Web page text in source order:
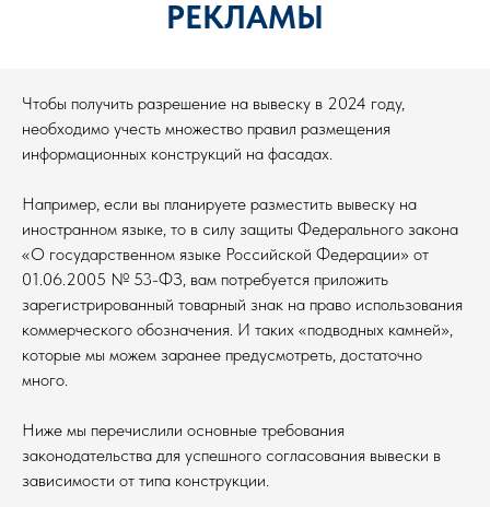
РЕКЛАМЫ
Чтобы получить разрешение на вывеску в 2024 году,
необходимо учесть множество правил размещения
информационных конструкций на фасадах.
Например, если вы планируете разместить вывеску на
иностранном языке, то в силу защиты Федерального закона
«О государственном языке Российской Федерации» от
01.06.2005 № 53-ФЗ, вам потребуется приложить
зарегистрированный товарный знак на право использования
коммерческого обозначения. И таких «подводных камней»,
которые мы можем заранее предусмотреть, достаточно
много.
Ниже мы перечислили основные требования
законодательства для успешного согласования вывески в
зависимости от типа конструкции.